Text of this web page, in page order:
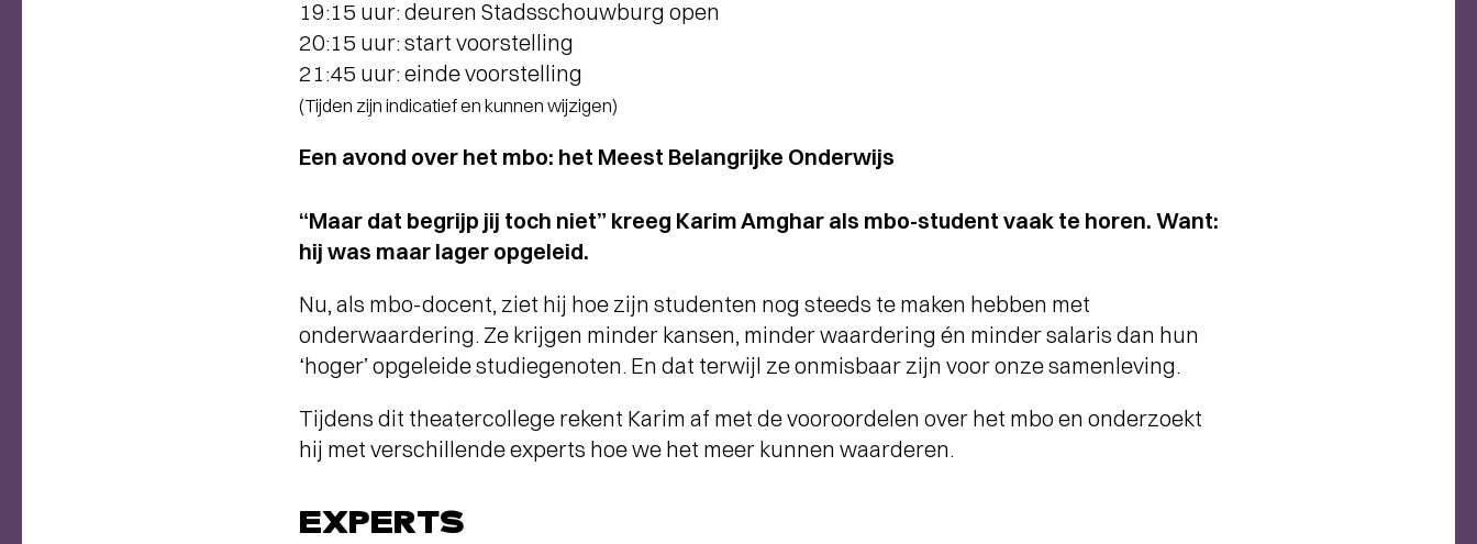
19:15 uur: deuren Stadsschouwburg open
20:15 uur: start voorstelling
21:45 uur: einde voorstelling
(Tijden zijn indicatief en kunnen wijzigen)
Een avond over het mbo: het Meest Belangrijke Onderwijs
“Maar dat begrijp jij toch niet” kreeg Karim Amghar als mbo-student vaak te horen. Want:
hij was maar lager opgeleid.
Nu, als mbo-docent, ziet hij hoe zijn studenten nog steeds te maken hebben met
onderwaardering. Ze krijgen minder kansen, minder waardering én minder salaris dan hun
‘hoger’ opgeleide studiegenoten. En dat terwijl ze onmisbaar zijn voor onze samenleving.
Tijdens dit theatercollege rekent Karim af met de vooroordelen over het mbo en onderzoekt
hij met verschillende experts hoe we het meer kunnen waarderen.
EXPERTS